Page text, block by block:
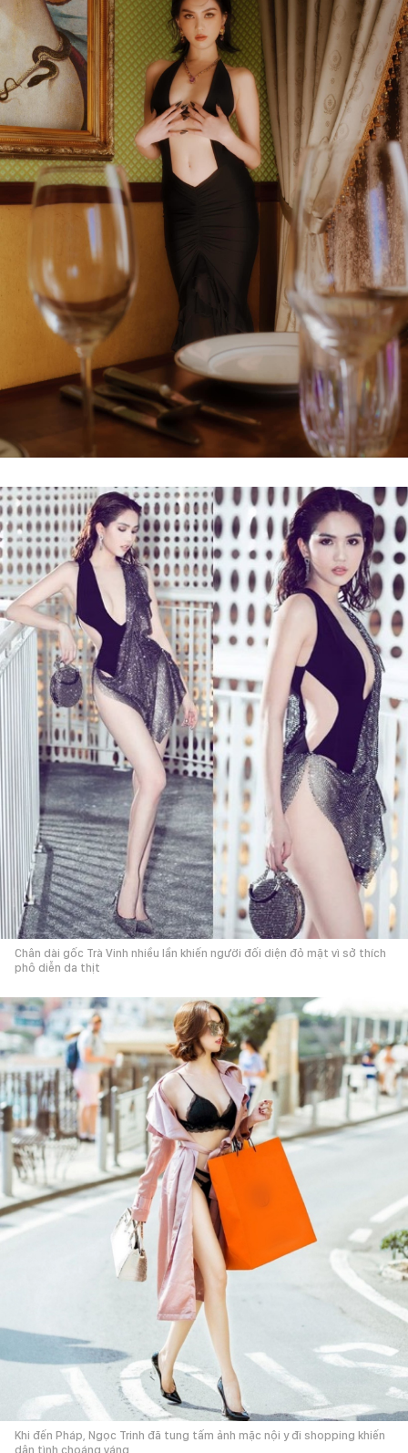
Chân dài gốc Trà Vinh nhiều lần khiến người đối diện đỏ mặt vì sở thích
phô diễn da thịt
Khi đến Pháp, Ngọc Trinh đã tung tấm ảnh mặc nội y đi shopping khiến
dân tình choáng váng